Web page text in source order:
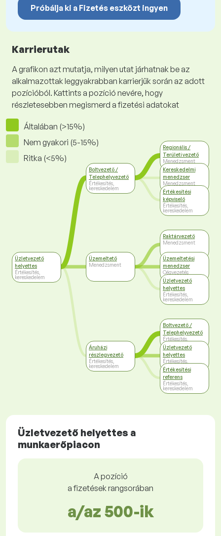
Próbálja ki a Fizetés eszközt ingyen
Karrierutak
A grafikon azt mutatja, milyen utat járhatnak be az
alkalmazottak leggyakrabban karrierjük során az adott
pozícióból. Kattints a pozíció nevére, hogy
részletesebben megismerd a fizetési adatokat
Általában (>15%)
Nem gyakori (5-15%)
Ritka (<5%)
Üzletvezető
helyettes
Értékesítés,
kereskedelem
Boltvezető /
Telephelyvezető
Értékesítés,
kereskedelem
Üzemeltető
Menedzsment
Áruházi
részlegvezető
Értékesítés,
kereskedelem
Regionális /
Területi vezető
Menedzsment
Kereskedelmi
menedzser
Menedzsment
Értékesítési
képviselő
Értékesítés,
kereskedelem
Raktárvezető
Menedzsment
Üzemeltetési
menedzser
Cégvezetés
Üzletvezető
helyettes
Értékesítés,
kereskedelem
Boltvezető /
Telephelyvezető
Értékesítés,
kereskedelem
Üzletvezető
helyettes
Értékesítés,
kereskedelem
Értékesítési
referens
Értékesítés,
kereskedelem
Üzletvezető helyettes a
munkaerőpiacon
A pozíció
a fizetések rangsorában
a/az 500-ik